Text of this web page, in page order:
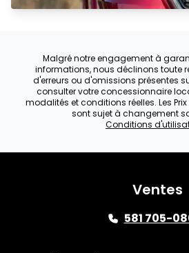
Malgré notre engagement à
informations, nous déclinons toute
d'erreurs ou d'omissions présentes
consulter votre concessionnaire
modalités et conditions réelles. Les
sont sujet à changement
Conditions
Ventes
581 705-